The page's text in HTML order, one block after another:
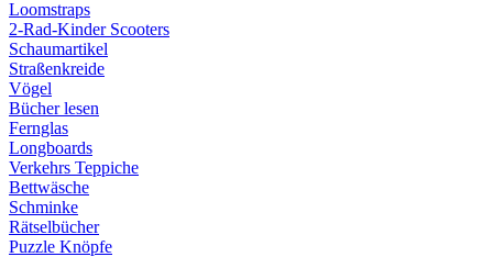
Loomstraps
2-Rad-Kinder Scooters
Schaumartikel
Straßenkreide
Vögel
Bücher lesen
Fernglas
Longboards
Verkehrs Teppiche
Bettwäsche
Schminke
Rätselbücher
Puzzle Knöpfe